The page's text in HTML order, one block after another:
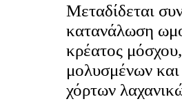
Μεταδίδεται
κατανάλωση
κρέατος
μολυσμένων
χόρτων